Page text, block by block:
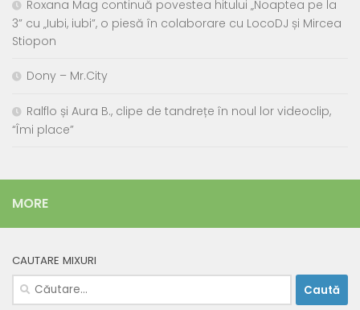
Roxana Mag continuă povestea hitului „Noaptea pe la
3” cu „Iubi, iubi”, o piesă în colaborare cu LocoDJ și Mircea
Stiopon
Dony – Mr.City
Ralflo și Aura B., clipe de tandrețe în noul lor videoclip,
“Îmi place”
MORE
CAUTARE MIXURI
Caută
după: